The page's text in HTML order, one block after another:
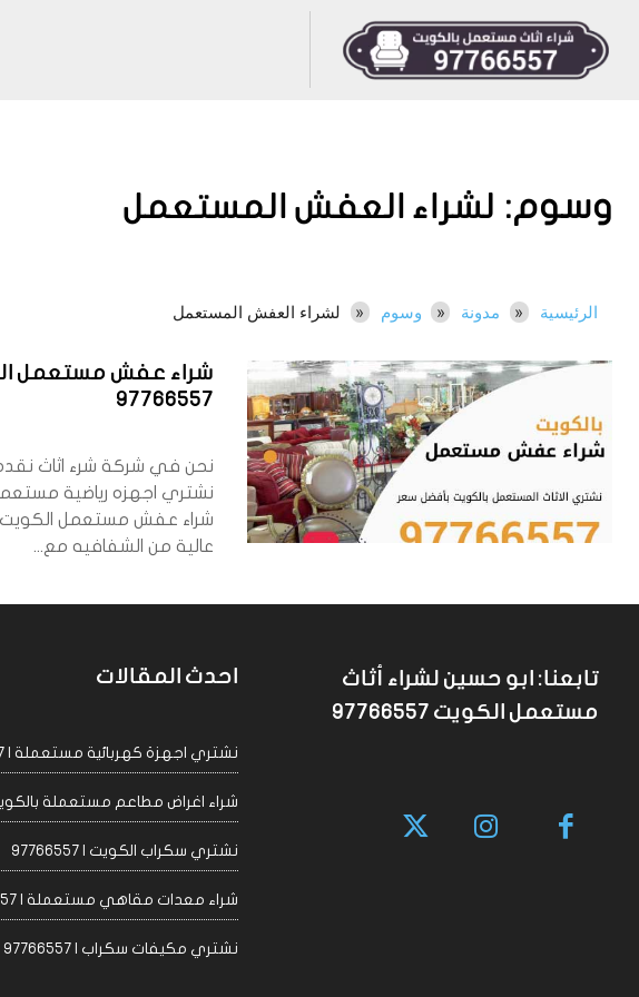
وسوم: لشراء العفش المستعمل
الرئيسية مدونة وسوم لشراء العفش المستعمل
شراء عفش مستعمل
97766557
نحن في شركة شرء اثاث
نشتري اجهزه رياضية
شراء عفش مستعمل
عالية من الشفافيه مع...
احدث المقالات
نشتري اجهزة كهربائية مستعملة | 97766557
شراء اغراض مطاعم مستعملة بالكويت |
نشتري سكراب الكويت | 97766557
شراء معدات مقاهي مستعملة | 97766557
نشتري مكيفات سكراب | 97766557
تابعنا: ابو حسين لشراء أثاث
مستعمل الكويت 97766557